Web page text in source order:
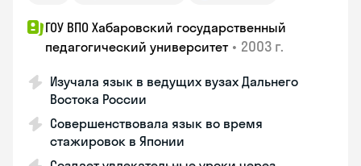
ГОУ ВПО Хабаровский государственный
педагогический университет • 2003 г.
Изучала язык в ведущих вузах Дальнего
Востока России
Совершенствовала язык во время
стажировок в Японии